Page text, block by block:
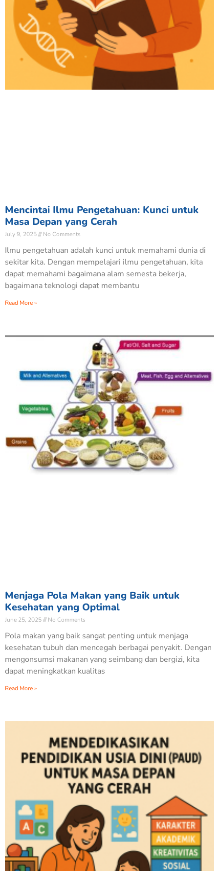
Mencintai Ilmu Pengetahuan: Kunci untuk
Masa Depan yang Cerah
July 9, 2025 No Comments
Ilmu pengetahuan adalah kunci untuk memahami dunia di
sekitar kita. Dengan mempelajari ilmu pengetahuan, kita
dapat memahami bagaimana alam semesta bekerja,
bagaimana teknologi dapat membantu
Read More »
Menjaga Pola Makan yang Baik untuk
Kesehatan yang Optimal
June 25, 2025 No Comments
Pola makan yang baik sangat penting untuk menjaga
kesehatan tubuh dan mencegah berbagai penyakit. Dengan
mengonsumsi makanan yang seimbang dan bergizi, kita
dapat meningkatkan kualitas
Read More »